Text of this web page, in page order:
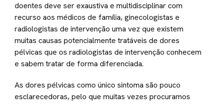
doentes deve ser exaustiva e multidisciplinar com
recurso aos médicos de família, ginecologistas e
radiologistas de intervenção uma vez que existem
muitas causas potencialmente tratáveis de dores
pélvicas que os radiologistas de intervenção conhecem
e sabem tratar de forma diferenciada.
As dores pélvicas como único sintoma são pouco
esclarecedoras, pelo que muitas vezes procuramos